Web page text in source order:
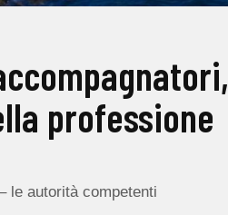
professione
le autorità competenti